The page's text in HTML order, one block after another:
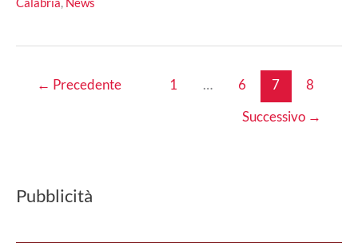
guidava
il
motocarro
← Precedente 1 … 6 7
8
Successivo →
Pubblicità